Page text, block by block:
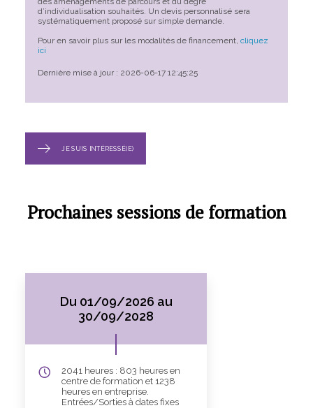
d’individualisation souhaités. Un devis personnalisé sera
systématiquement proposé sur simple demande.
Pour en savoir plus sur les modalités de financement, cliquez
ici
Dernière mise à jour : 2026-06-17 12:45:25
JE SUIS INTÉRESSÉ(E)
Prochaines sessions de formation
Du 01/09/2026 au
30/09/2028
2041 heures : 803 heures en
centre de formation et 1238
heures en entreprise.
Entrées/Sorties à dates fixes